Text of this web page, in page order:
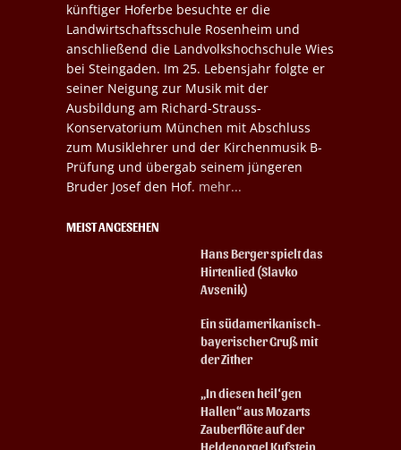
künftiger Hoferbe besuchte er die
Landwirtschaftsschule Rosenheim und
anschließend die Landvolkshochschule Wies
bei Steingaden. Im 25. Lebensjahr folgte er
seiner Neigung zur Musik mit der
Ausbildung am Richard-Strauss-
Konservatorium München mit Abschluss
zum Musiklehrer und der Kirchenmusik B-
Prüfung und übergab seinem jüngeren
Bruder Josef den Hof. mehr...
MEIST ANGESEHEN
Hans Berger spielt das
Hirtenlied (Slavko
Avsenik)
Ein südamerikanisch-
bayerischer Gruß mit
der Zither
„In diesen heil‘gen
Hallen“ aus Mozarts
Zauberflöte auf der